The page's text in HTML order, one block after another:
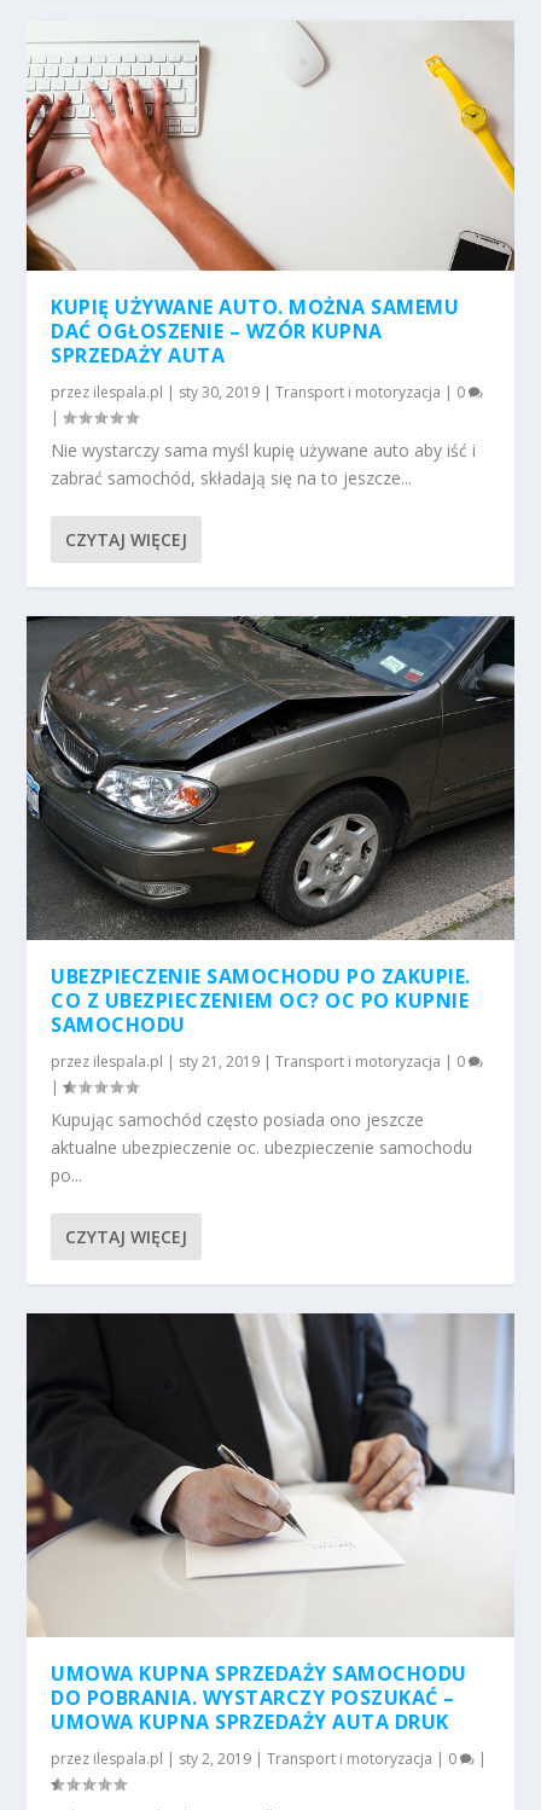
KUPIĘ UŻYWANE AUTO. MOŻNA SAMEMU
DAĆ OGŁOSZENIE – WZÓR KUPNA
SPRZEDAŻY AUTA
przez ilespala.pl | sty 30, 2019 |Transport i motoryzacja | 0
|
Nie wystarczy sama myśl kupię używane auto aby iść i
zabrać samochód, składają się na to jeszcze...
CZYTAJ WIĘCEJ
UBEZPIECZENIE SAMOCHODU PO ZAKUPIE.
CO Z UBEZPIECZENIEM OC? OC PO KUPNIE
SAMOCHODU
przez ilespala.pl | sty 21, 2019 |Transport i motoryzacja | 0
|
Kupując samochód często posiada ono jeszcze
aktualne ubezpieczenie oc. ubezpieczenie samochodu
po...
CZYTAJ WIĘCEJ
UMOWA KUPNA SPRZEDAŻY SAMOCHODU
DO POBRANIA. WYSTARCZY POSZUKAĆ –
UMOWA KUPNA SPRZEDAŻY AUTA DRUK
przez ilespala.pl sty 2, 2019 |Transport i motoryzacja 0